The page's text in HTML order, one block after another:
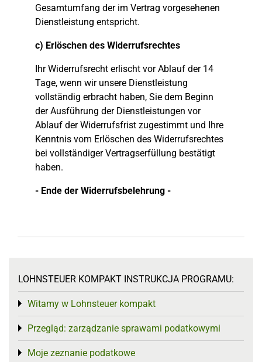
Gesamtumfang der im Vertrag vorgesehenen
Dienstleistung entspricht.
c) Erlöschen des Widerrufsrechtes
Ihr Widerrufsrecht erlischt vor Ablauf der 14
Tage, wenn wir unsere Dienstleistung
vollständig erbracht haben, Sie dem Beginn
der Ausführung der Dienstleistungen vor
Ablauf der Widerrufsfrist zugestimmt und Ihre
Kenntnis vom Erlöschen des Widerrufsrechtes
bei vollständiger Vertragserfüllung bestätigt
haben.
- Ende der Widerrufsbelehrung -
LOHNSTEUER KOMPAKT INSTRUKCJA PROGRAMU:
Witamy w Lohnsteuer kompakt
Toggle menu
Przegląd: zarządzanie sprawami podatkowymi
Toggle menu
Moje zeznanie podatkowe
Toggle menu